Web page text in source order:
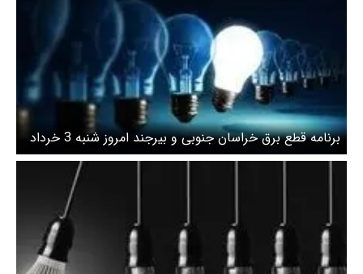
برنامه قطع برق خراسان جنوبی و بیرجند امروز شنبه 3 خرداد